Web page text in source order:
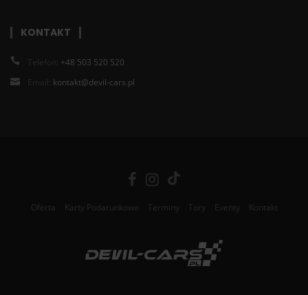
KONTAKT
Telefon: +48 503 520 520
Email: kontakt@devil-cars.pl
Oferta Karty Podarunkowe Terminy Tory Eventy Kontakt